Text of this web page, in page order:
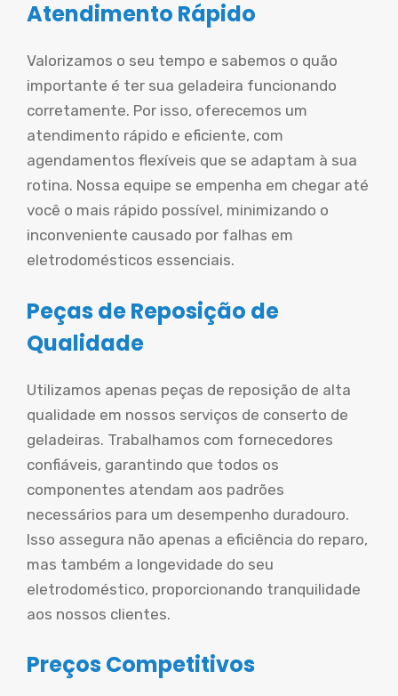
Atendimento Rápido
Valorizamos o seu tempo e sabemos o quão
importante é ter sua geladeira funcionando
corretamente. Por isso, oferecemos um
atendimento rápido e eficiente, com
agendamentos flexíveis que se adaptam à sua
rotina. Nossa equipe se empenha em chegar até
você o mais rápido possível, minimizando o
inconveniente causado por falhas em
eletrodomésticos essenciais.
Peças de Reposição de
Qualidade
Utilizamos apenas peças de reposição de alta
qualidade em nossos serviços de conserto de
geladeiras. Trabalhamos com fornecedores
confiáveis, garantindo que todos os
componentes atendam aos padrões
necessários para um desempenho duradouro.
Isso assegura não apenas a eficiência do reparo,
mas também a longevidade do seu
eletrodoméstico, proporcionando tranquilidade
aos nossos clientes.
Preços Competitivos